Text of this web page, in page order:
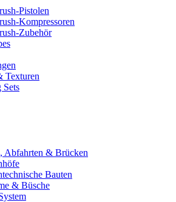
Pistolen
Kompressoren
Zubehör
Texturen
Sets
Abfahrten & Brücken
Bauten
& Büsche